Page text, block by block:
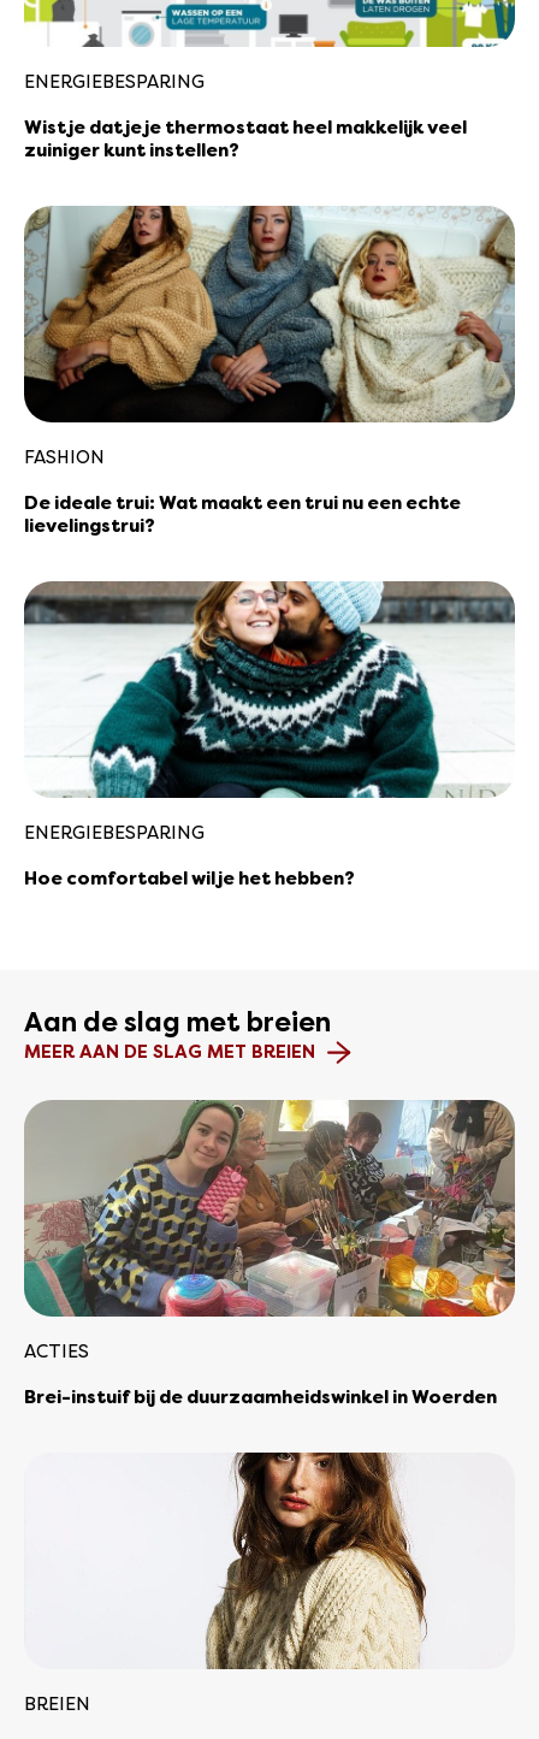
ENERGIEBESPARING
Wist je dat je je thermostaat heel makkelijk veel
zuiniger kunt instellen?
FASHION
De ideale trui: Wat maakt een trui nu een echte
lievelingstrui?
ENERGIEBESPARING
Hoe comfortabel wil je het hebben?
Aan de slag met breien
MEER AAN DE SLAG MET BREIEN
ACTIES
Brei-instuif bij de duurzaamheidswinkel in Woerden
BREIEN